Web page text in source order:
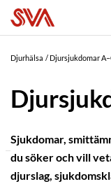
Djurhälsa Djursjukdomar
Sjukdomar,
du söker och vill
djurslag,
Valda
taggar
Vektorburen